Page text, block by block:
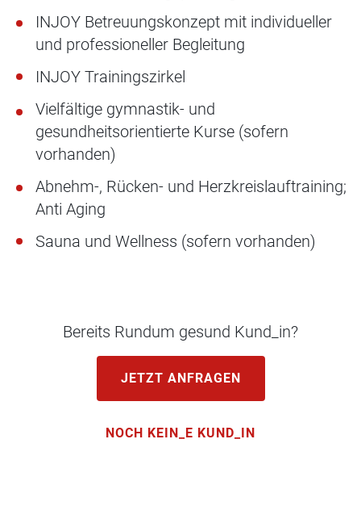
INJOY Betreuungskonzept mit individueller
und professioneller Begleitung
INJOY Trainingszirkel
Vielfältige gymnastik- und
gesundheitsorientierte Kurse (sofern
vorhanden)
Abnehm-, Rücken- und Herzkreislauftraining;
Anti Aging
Sauna und Wellness (sofern vorhanden)
Bereits Rundum gesund Kund_in?
JETZT ANFRAGEN
NOCH KEIN_E KUND_IN